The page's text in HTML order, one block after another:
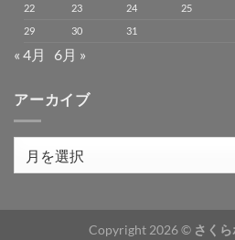
22
23 24 25
29
30 31
« 4月 6月 »
アーカイブ
イ
Copyright 2026 © さく